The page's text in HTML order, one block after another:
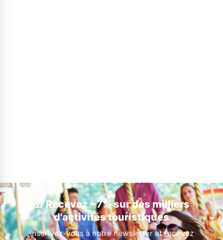
🎁 Recevez −7% sur des milliers
d'activités touristiques
Inscrivez-vous à notre newsletter et recevez